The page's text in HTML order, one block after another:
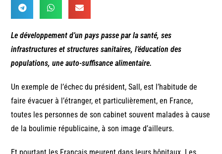
Le développement d’un pays passe par la santé, ses
infrastructures et structures sanitaires, l’éducation des
populations, une auto-suffisance alimentaire.
Un exemple de l’échec du président, Sall, est l’habitude de
faire évacuer à l’étranger, et particulièrement, en France,
toutes les personnes de son cabinet souvent malades à cause
de la boulimie républicaine, à son image d’ailleurs.